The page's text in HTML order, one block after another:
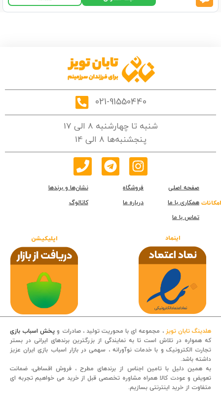
021-91550440
شنبه تا چهارشنبه 8 الی 17
پنجشنبه‌ها 8 الی 14
امکانات
صفحه اصلی فروشگاه
نشان‌ها و برندها
همکاری با ما
درباره ما
کاتالوگ
تماس با ما
اینماد اپلیکیشن
هلدینگ تابان تویز ، مجموعه ای با محوریت تولید ، صادرات و پخش اسباب بازی
که همواره در تلاش است تا به نمایندگی از بزرگترین برندهای ایرانی در بستر
تجارت الکترونیک و با خدمات نوآورانه ، سهمی در بازار اسباب بازی ایران عزیز
داشته باشد.
به همین دلیل با تامین اجناس از برندهای مطرح ، فروش اقساطی، ضمانت
تعویض و عودت کالا همراه مشاوره تخصصی قبل از خرید می خواهیم تجربه ای
متفاوت از خرید اینترنتی بسازیم.